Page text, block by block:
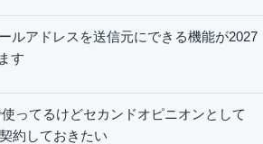
ルアドレスを送信元にできる機能が2027
す
ってるけどセカンドオピニオンとして
約しておきたい